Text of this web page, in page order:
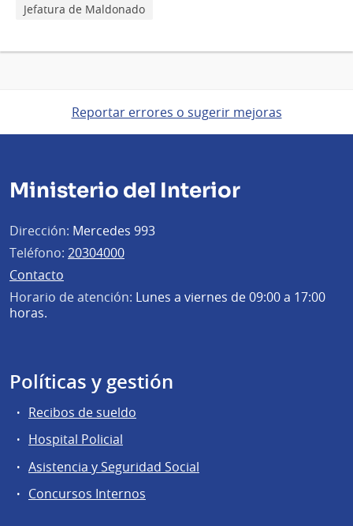
Jefatura de Maldonado
Reportar errores o sugerir mejoras
Ministerio del Interior
Dirección: Mercedes 993
Teléfono: 20304000
Contacto
Horario de atención: Lunes a viernes de 09:00 a 17:00
horas.
Políticas y gestión
Recibos de sueldo
Hospital Policial
Asistencia y Seguridad Social
Concursos Internos